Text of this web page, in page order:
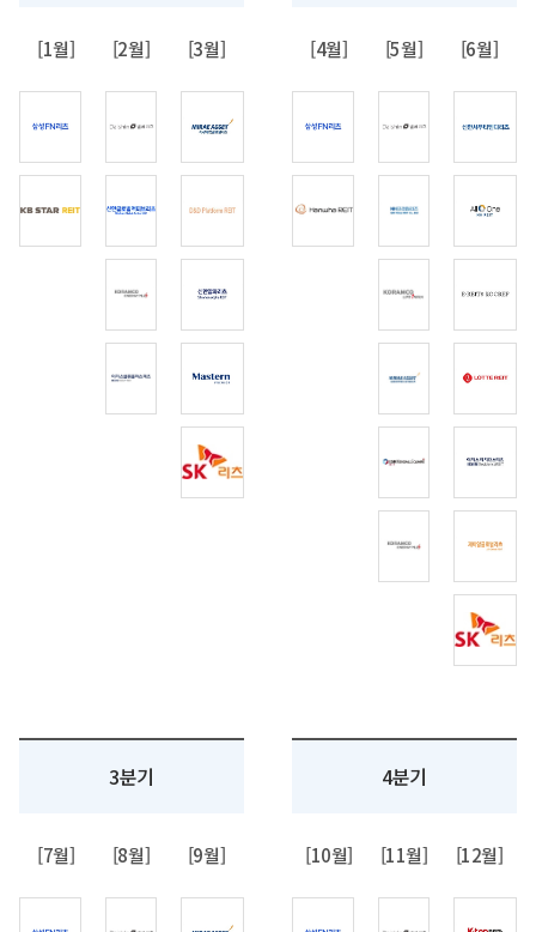
[1월] [2월] [3월] [4월] [5월] [6월]
3분기
[7월] [8월] [9월]
4분기
[10월] [11월] [12월]